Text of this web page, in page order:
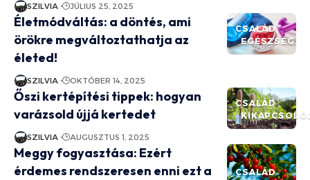
SZILVIA JÚLIUS 25, 2025
CSALÁD
EGÉSZSÉG
Életmódváltás: a döntés, ami
örökre megváltoztathatja az
életed!
SZILVIA OKTÓBER 14, 2025
CSALÁD
Őszi kertépítési tippek: hogyan
varázsold újjá kertedet
SZILVIA AUGUSZTUS 1, 2025
CSALÁD
Meggy fogyasztása: Ezért
érdemes rendszeresen enni ezt a